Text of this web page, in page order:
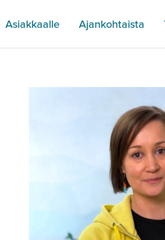
Asiakkaalle Ajankohtaista